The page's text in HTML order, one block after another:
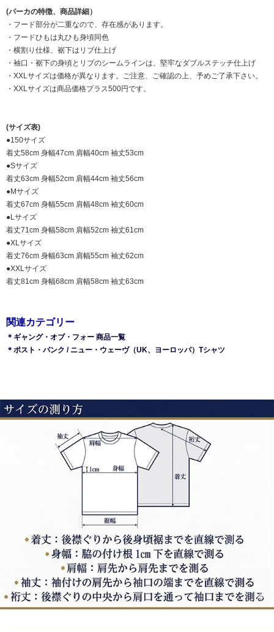
(パーカの特徴、商品詳細）
・フード部分が二重なので、存在感があります。
・フードひもは丸ひも身頃同色
・横割り仕様、裾下はリブ仕上げ
・袖口・裾下の身頃とリブのシームラインは、堅牢なダブルステッチ仕上げ
・XXLサイズは価格が異なります。ご注意、ご確認の上、予めご了承下さい。
・XXLサイズは商品価格プラス500円です。
(サイズ表)
●150サイズ
着丈58cm 身幅47cm 肩幅40cm 袖丈53cm
●Sサイズ
着丈63cm 身幅52cm 肩幅44cm 袖丈56cm
●Mサイズ
着丈67cm 身幅55cm 肩幅48cm 袖丈60cm
●Lサイズ
着丈71cm 身幅58cm 肩幅52cm 袖丈61cm
●XLサイズ
着丈76cm 身幅63cm 肩幅55cm 袖丈62cm
●XXLサイズ
着丈81cm 身幅68cm 肩幅58cm 袖丈63cm
関連カテゴリー
＊ギャング・オブ・フォー 商品一覧
＊ポスト・パンク / ニュー・ウェーヴ（UK、ヨーロッパ）Tシャツ